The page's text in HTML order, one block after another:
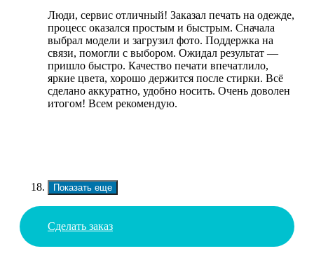
Люди, сервис отличный! Заказал печать на одежде,
процесс оказался простым и быстрым. Сначала
выбрал модели и загрузил фото. Поддержка на
связи, помогли с выбором. Ожидал результат —
пришло быстро. Качество печати впечатлило,
яркие цвета, хорошо держится после стирки. Всё
сделано аккуратно, удобно носить. Очень доволен
итогом! Всем рекомендую.
Показать еще
Сделать заказ